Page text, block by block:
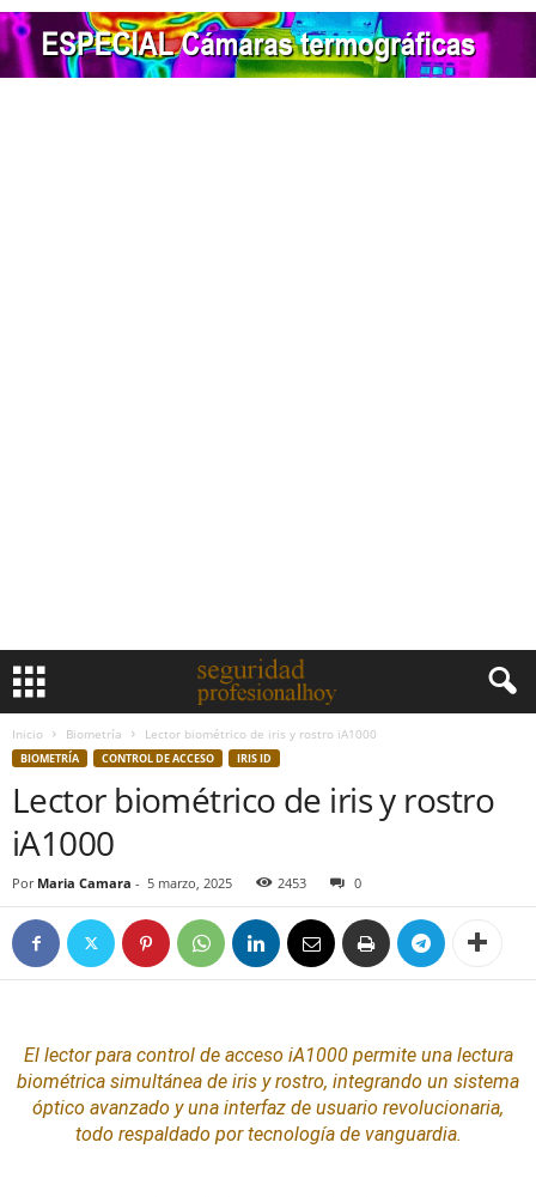
Inicio Biometría Lector biométrico de iris y rostro iA1000
BIOMETRÍA CONTROL DE ACCESO IRIS ID
Lector biométrico de iris y rostro
iA1000
Por Maria Camara - 5 marzo, 2025 2453 0
El lector para control de accesoiA1000 permite una lectura
biométrica simultánea de iris y rostro, integrando un sistema
óptico avanzado y una interfaz de usuario revolucionaria,
todo respaldado por tecnología de vanguardia.